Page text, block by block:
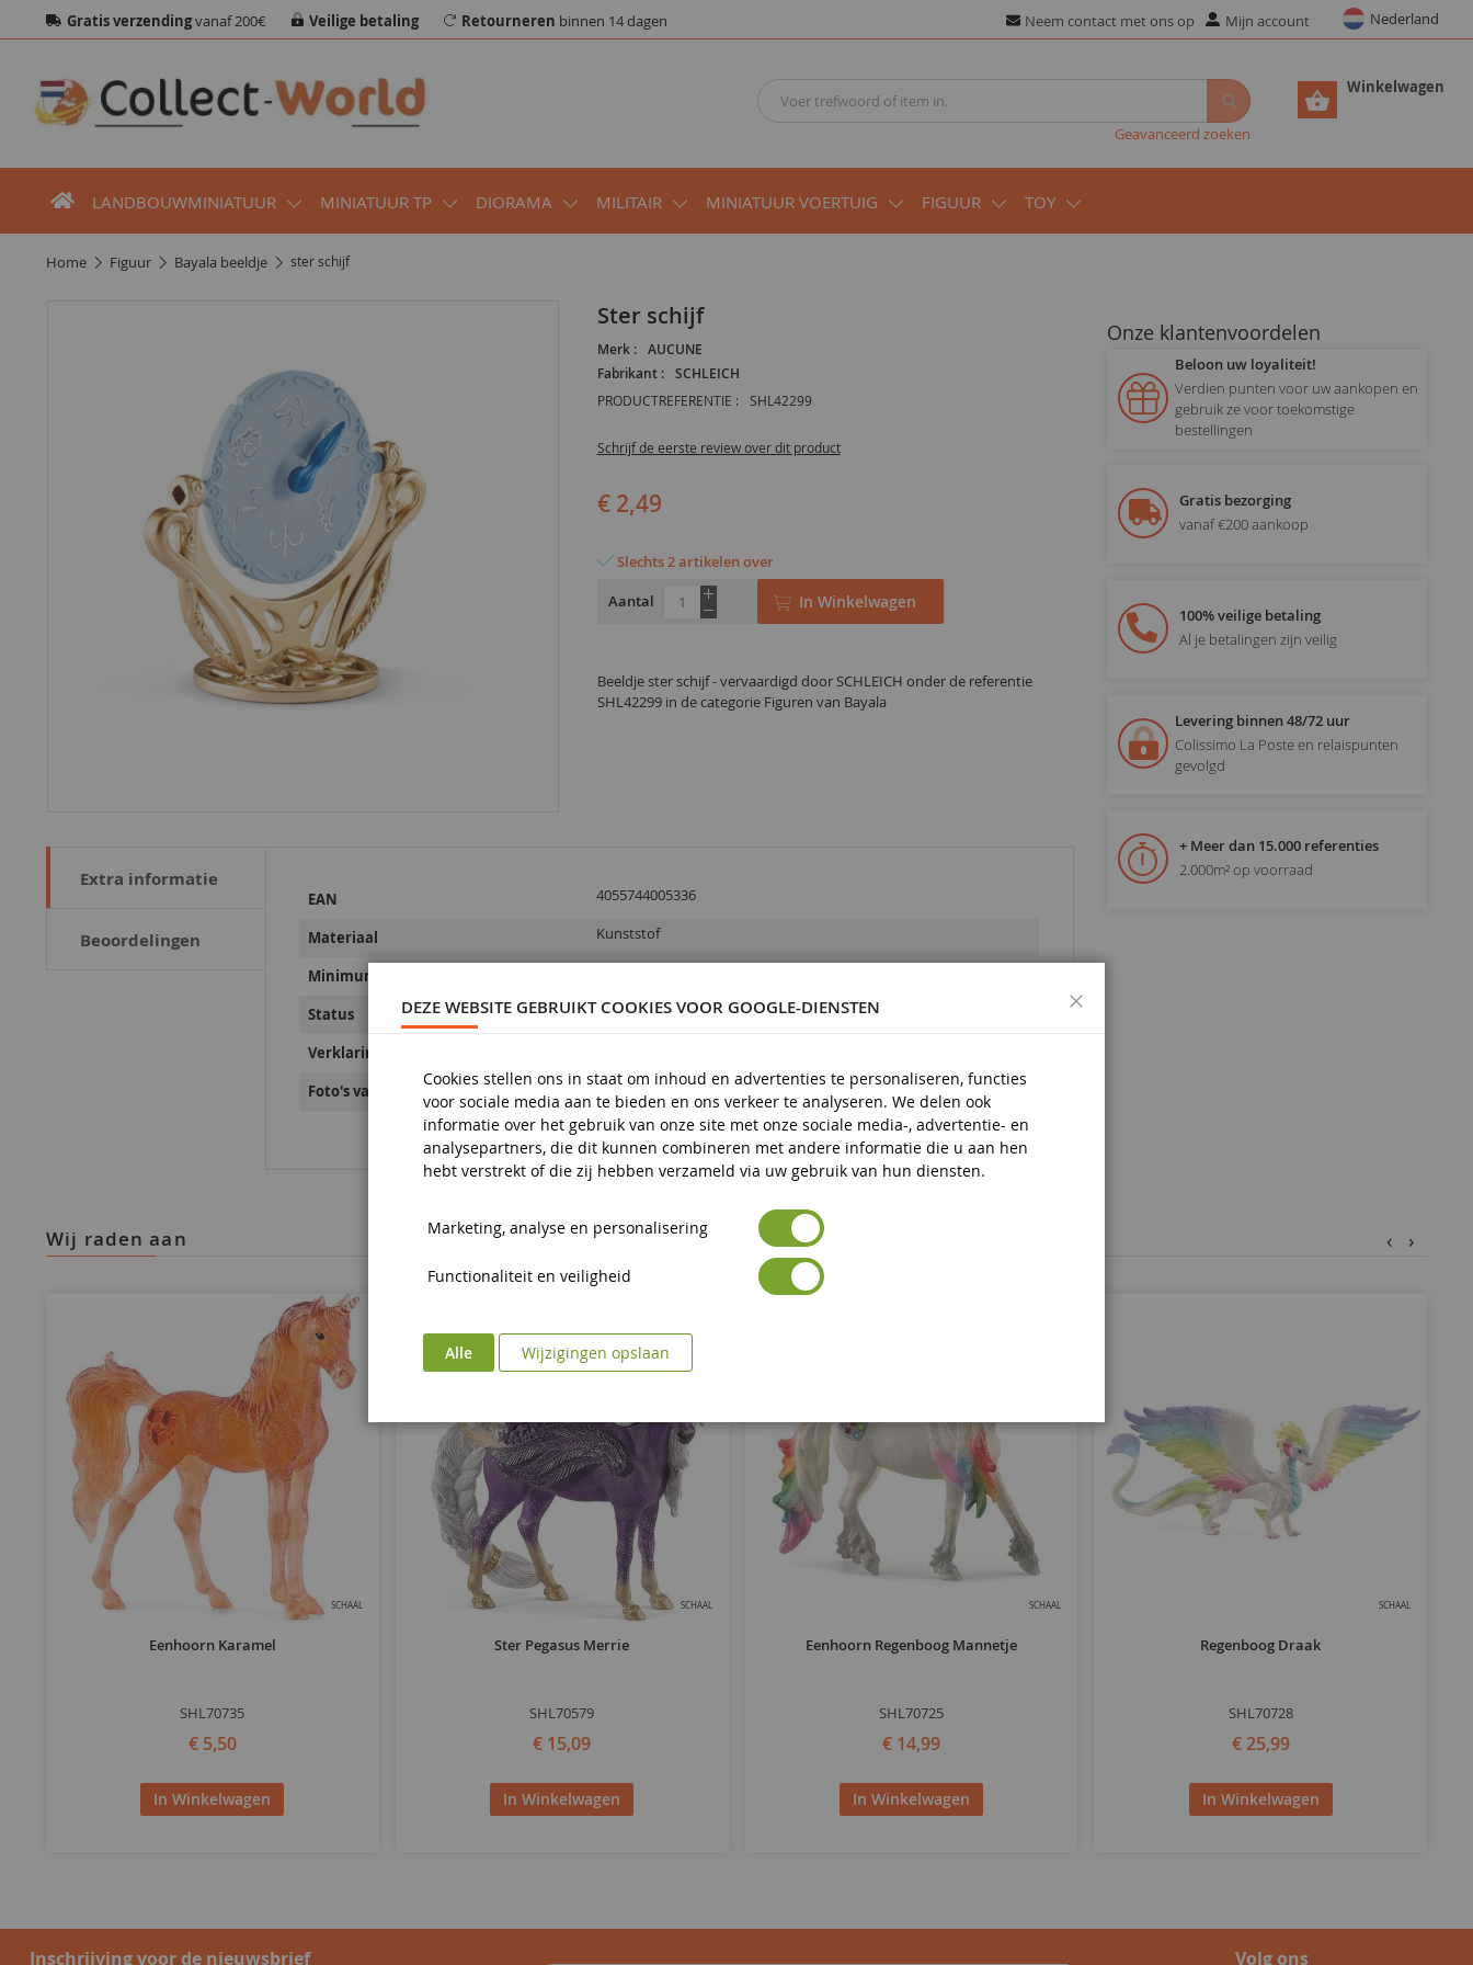
Gratis verzendingvanaf 200€ Veilige betaling Retourneren binnen 14 dagen Neem contact met ons op Mijn account Nederland
Winkelwagen
Geavanceerd zoeken
LANDBOUWMINIATUUR MINIATUUR TP DIORAMA MILITAIR MINIATUUR VOERTUIG FIGUUR TOY
home figuur bayala beeldje ster schijf
ster schijf
Merk :
AUCUNE
Fabrikant :
SCHLEICH
PRODUCTREFERENTIE : SHL42299
Schrijf de eerste review over dit product
€ 2,49
Slechts 2 artikelen over
Aantal
In Winkelwagen
Beeldje ster schijf - vervaardigd door SCHLEICH onder de referentie
SHL42299 in de categorie Figuren van Bayala
Extra informatie
Beoordelingen
informatie
EAN 4055744005336
Materiaal Kunststof
Minimumleeftijd
Status Negen
Verklaringen inzake productveiligheid
Foto's van productveiligheid Marquage CE
Onze klantenvoordelen
Beloon uw loyaliteit!
Verdien punten voor uw aankopen en
gebruik ze voor toekomstige
bestellingen
Gratis bezorging
vanaf €200 aankoop
100% veilige betaling
Al je betalingen zijn veilig
Levering binnen 48/72 uur
Colissimo La Poste en relaispunten
gevolgd
+ Meer dan 15.000 referenties
2.000m² op voorraad
wij raden aan
SCHAAL
Eenhoorn Karamel
SHL70735
€ 5,50
In Winkelwagen
SCHAAL
Ster Pegasus Merrie
SHL70579
€ 15,09
In Winkelwagen
SCHAAL
Eenhoorn Regenboog Mannetje
SHL70725
€ 14,99
In Winkelwagen
SCHAAL
Regenboog Draak
SHL70728
€ 25,99
In Winkelwagen
‹ ›
Inschrijving voor de nieuwsbrief Volg ons
DEZE WEBSITE GEBRUIKT COOKIES VOOR GOOGLE-DIENSTEN
Cookies stellen ons in staat om inhoud en advertenties te personaliseren, functies
voor sociale media aan te bieden en ons verkeer te analyseren. We delen ook
informatie over het gebruik van onze site met onze sociale media-, advertentie- en
analysepartners, die dit kunnen combineren met andere informatie die u aan hen
hebt verstrekt of die zij hebben verzameld via uw gebruik van hun diensten.
Marketing, analyse en personalisering
Functionaliteit en veiligheid
Alle Wijzigingen opslaan